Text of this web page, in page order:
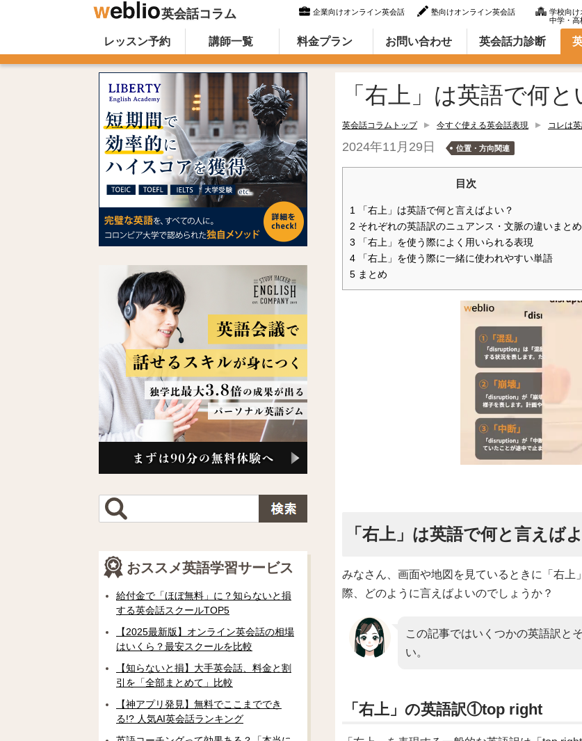
英会話コラム 企業向けオンライン英会話 塾向けオンライン英会話
学校向け
中学・高
オンライン英会話のWeblio英会話コラム（英語での言い方・英語表現）
Skip to content
レッスン予約 講師一覧 料金プラン お問い合わせ 英会話力診断
「右上」は英語で何
英会話コラムトップ 今すぐ使える英会話表現 コレは
2024年11月29日 位置・方向関連
目次
1 「右上」は英語で何と言えばよい？
2 それぞれの英語訳のニュアンス・文脈の違いまとめ
3 「右上」を使う際によく用いられる表現
4 「右上」を使う際に一緒に使われやすい単語
5 まとめ
「右上」は英語で何と言えば
みなさん、画面や地図を見ているときに「右
際、どのように言えばよいのでしょうか？
この記事ではいくつかの英語訳と
い。
「右上」の英語訳①top right
おススメ英語学習サービス
給付金で「ほぼ無料」に？知らないと損
する英会話スクールTOP5
【2025最新版】オンライン英会話の相場
はいくら？最安スクールを比較
【知らないと損】大手英会話、料金と割
引を「全部まとめて」比較
【神アプリ発見】無料でここまででき
る!? 人気AI英会話ランキング